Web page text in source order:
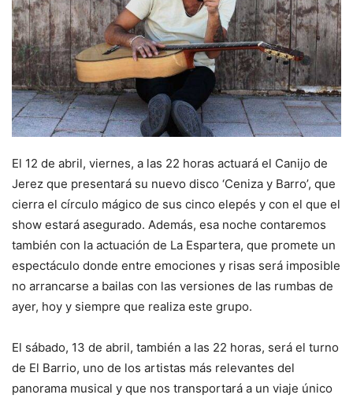
El 12 de abril, viernes, a las 22 horas actuará el Canijo de
Jerez que presentará su nuevo disco ‘Ceniza y Barro’, que
cierra el círculo mágico de sus cinco elepés y con el que el
show estará asegurado. Además, esa noche contaremos
también con la actuación de La Espartera, que promete un
espectáculo donde entre emociones y risas será imposible
no arrancarse a bailas con las versiones de las rumbas de
ayer, hoy y siempre que realiza este grupo.
El sábado, 13 de abril, también a las 22 horas, será el turno
de El Barrio, uno de los artistas más relevantes del
panorama musical y que nos transportará a un viaje único